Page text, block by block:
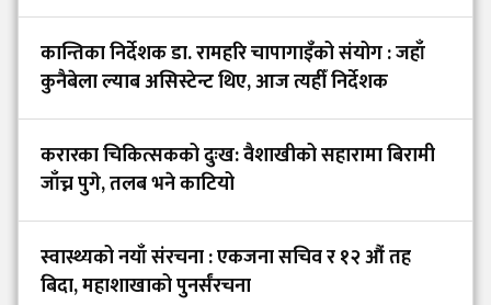
कान्तिका निर्देशक डा. रामहरि चापागाइँको संयोग : जहाँ
कुनैबेला ल्याब असिस्टेन्ट थिए, आज त्यहीँ निर्देशक
करारका चिकित्सकको दुःख: वैशाखीको सहारामा बिरामी
जाँच्न पुगे, तलब भने काटियो
स्वास्थ्यको नयाँ संरचना : एकजना सचिव र १२ औं तह
बिदा, महाशाखाको पुनर्संरचना